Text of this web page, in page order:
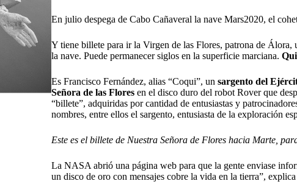
En julio despega de Cabo Cañaveral la nave Mars2020, el
Y tiene billete para ir la Virgen de las Flores, patrona de Álora,
la nave. Puede permanecer siglos en la superficie marciana.
Es Francisco Fernández, alias “Coqui”, un sargento del
Señora de las Floresen el disco duro del robot Rover que
“billete”, adquiridas por cantidad de entusiastas y
nombres, entre ellos el sargento, entusiasta de la exploración
Este es el billete de Nuestra Señora de Flores hacia Marte,
La NASA abrió una página web para que la gente enviase
un disco de oro con mensajes cobre la vida en la tierra”,